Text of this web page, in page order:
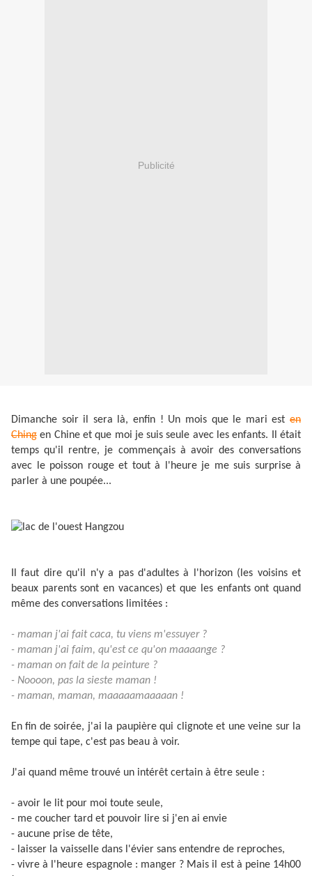
Publicité
Dimanche soir il sera là, enfin ! Un mois que le mari est en
Ching en Chine et que moi je suis seule avec les enfants. Il était
temps qu'il rentre, je commençais à avoir des conversations
avec le poisson rouge et tout à l'heure je me suis surprise à
parler à une poupée...
Il faut dire qu'il n'y a pas d'adultes à l'horizon (les voisins et
beaux parents sont en vacances) et que les enfants ont quand
même des conversations limitées :
- maman j'ai fait caca, tu viens m'essuyer ?
- maman j'ai faim, qu'est ce qu'on maaaange ?
- maman on fait de la peinture ?
- Noooon, pas la sieste maman !
- maman, maman, maaaaamaaaaan !
En fin de soirée, j'ai la paupière qui clignote et une veine sur la
tempe qui tape, c'est pas beau à voir.
J'ai quand même trouvé un intérêt certain à être seule :
- avoir le lit pour moi toute seule,
- me coucher tard et pouvoir lire si j'en ai envie
- aucune prise de tête,
- laisser la vaisselle dans l'évier sans entendre de reproches,
- vivre à l'heure espagnole : manger ? Mais il est à peine 14h00